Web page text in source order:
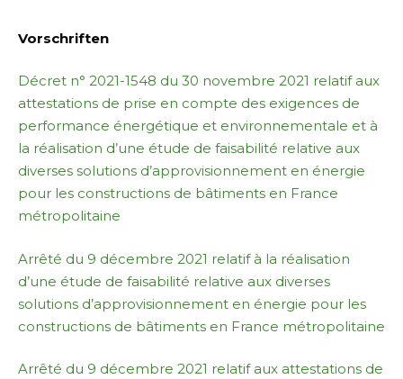
Vorschriften
Décret n° 2021-1548 du 30 novembre 2021 relatif aux
attestations de prise en compte des exigences de
performance énergétique et environnementale et à
la réalisation d’une étude de faisabilité relative aux
diverses solutions d’approvisionnement en énergie
pour les constructions de bâtiments en France
métropolitaine
Arrêté du 9 décembre 2021 relatif à la réalisation
d’une étude de faisabilité relative aux diverses
solutions d’approvisionnement en énergie pour les
constructions de bâtiments en France métropolitaine
Arrêté du 9 décembre 2021 relatif aux attestations de